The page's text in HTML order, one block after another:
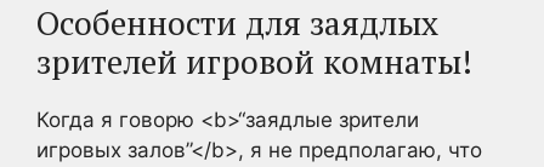
Особенности для заядлых
зрителей игровой комнаты!
Когда я говорю <b>“заядлые зрители
игровых залов”</b>, я не предполагаю, что